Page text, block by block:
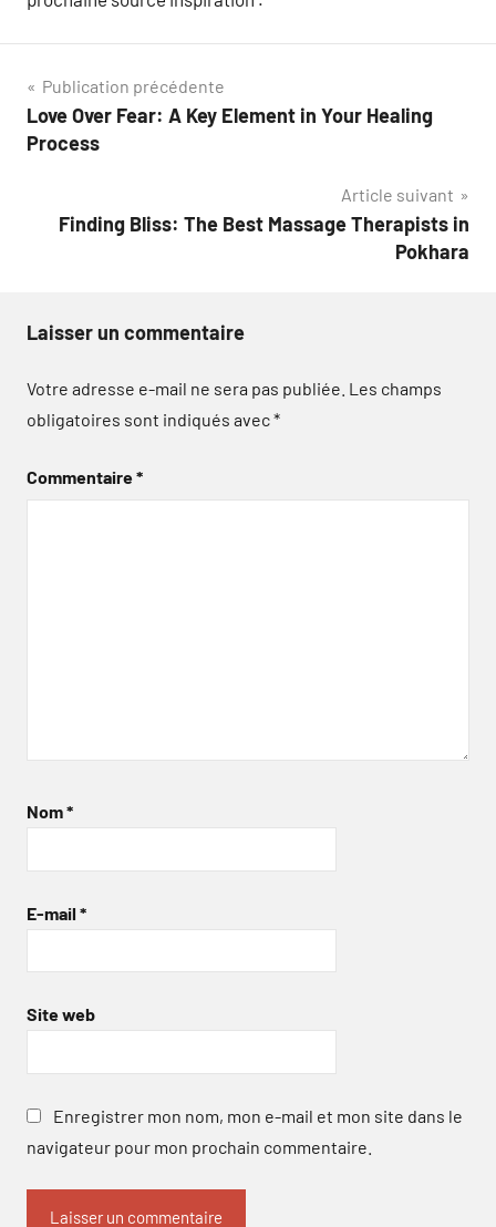
Navigation
de
Publication précédente
Love Over Fear: A Key Element in Your Healing
Process
Article suivant
Finding Bliss: The Best Massage Therapists in
Pokhara
Laisser un commentaire
Votre adresse e-mail ne sera pas publiée. Les champs
obligatoires sont indiqués avec*
Commentaire*
Nom*
E-mail *
Site web
Enregistrer mon nom, mon e-mail et mon site dans le
navigateur pour mon prochain commentaire.